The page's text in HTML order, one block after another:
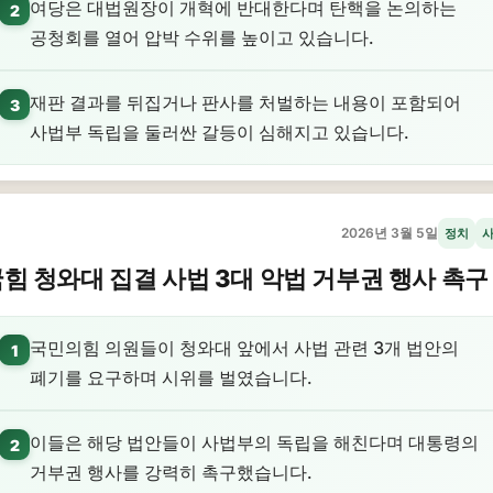
2
여당은 대법원장이 개혁에 반대한다며 탄핵을 논의하는
공청회를 열어 압박 수위를 높이고 있습니다.
3 재판 결과를 뒤집거나 판사를 처벌하는 내용이 포함되어
사법부 독립을 둘러싼 갈등이 심해지고 있습니다.
2026년 3월 5일 정치
청와대 집결 사법 3대 악법 거부권 행사 촉구
1
국민의힘 의원들이 청와대 앞에서 사법 관련 3개 법안의
폐기를 요구하며 시위를 벌였습니다.
2
이들은 해당 법안들이 사법부의 독립을 해친다며 대통령의
거부권 행사를 강력히 촉구했습니다.